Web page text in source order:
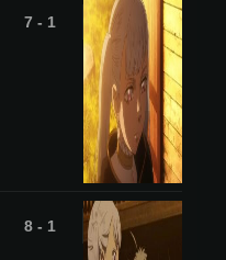
1 - 7
1 - 8